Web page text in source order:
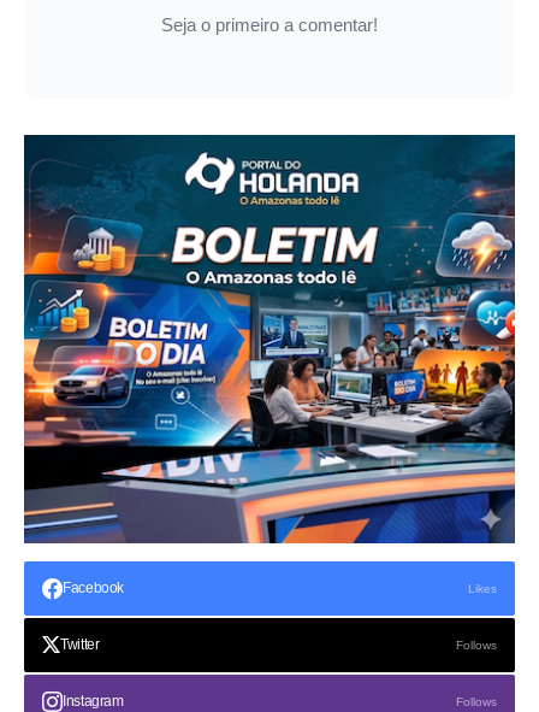
Seja o primeiro a comentar!
Facebook Likes
Twitter Follows
Instagram Follows